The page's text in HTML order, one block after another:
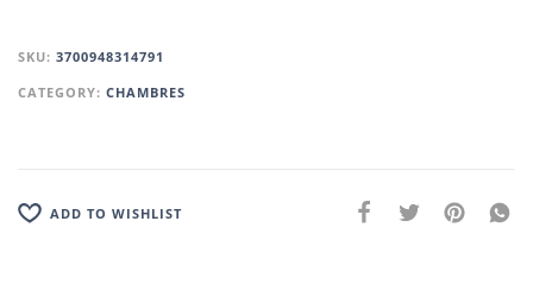
SKU: 3700948314791
CATEGORY: CHAMBRES
ADD TO WISHLIST